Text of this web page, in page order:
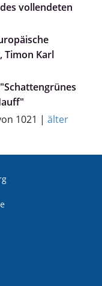
vollendeten
Timon Karl
1021 | älter